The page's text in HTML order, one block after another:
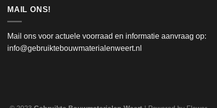
MAIL ONS!
Mail ons voor actuele voorraad en informatie aanvraag op:
info@gebruiktebouwmaterialenweert.nl